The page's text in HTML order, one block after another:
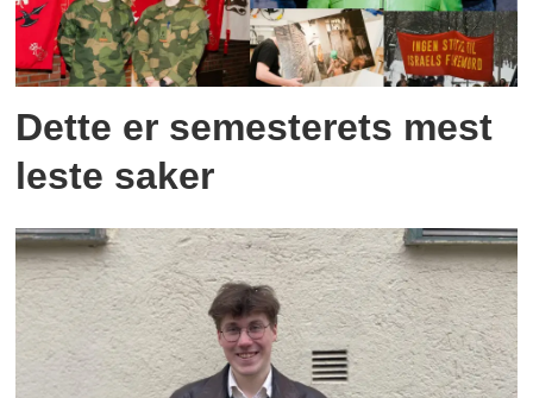
Dette er semesterets mest
leste saker